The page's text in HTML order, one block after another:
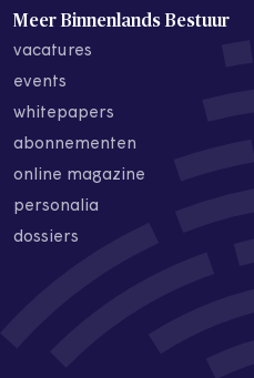
Meer Binnenlands Bestuur
vacatures
events
whitepapers
abonnementen
online magazine
personalia
dossiers